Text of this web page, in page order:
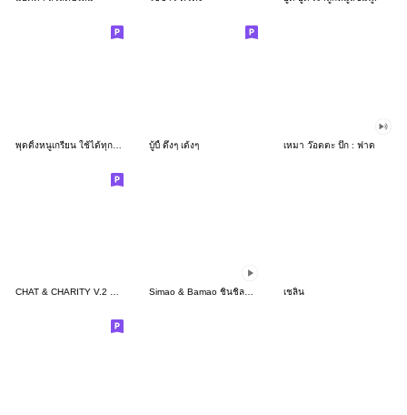
บู้บี้ ดึ๋งๆ เด้งๆ เหมา ว๊อตตะ ปั๊ก : ฟาด
เชลิน